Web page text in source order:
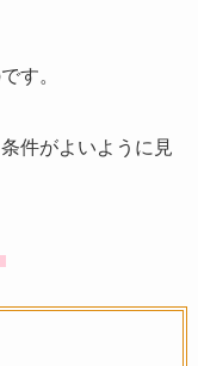
す。
件がよいように見